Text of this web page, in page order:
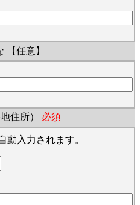
【任意】
住所） 必須
入力されます。